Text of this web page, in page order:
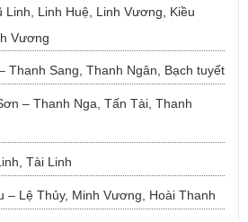
Linh, Linh Huệ, Linh Vương, Kiều
Vương
Thanh Sang, Thanh Ngân, Bạch tuyết
– Thanh Nga, Tấn Tài, Thanh
Tài Linh
– Lệ Thủy, Minh Vương, Hoài Thanh